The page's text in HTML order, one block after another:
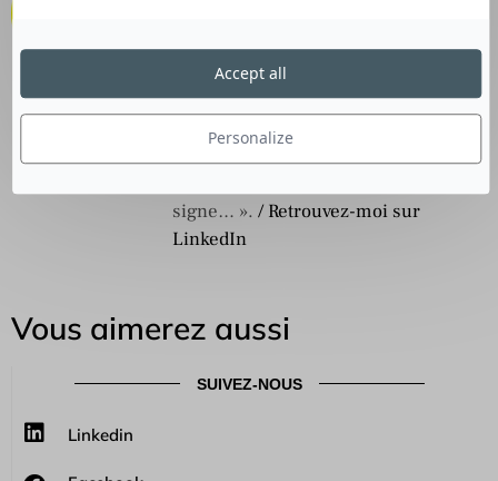
Marketing et Social Média Manager : «
Donner la parole à l’autre sous la
forme d’une tribune, une interview,
est en quelque sorte se donner à lire ;
signe… ». / Retrouvez-moi sur
LinkedIn
Vous aimerez aussi
SUIVEZ-NOUS
Linkedin
Personalize
Accept all